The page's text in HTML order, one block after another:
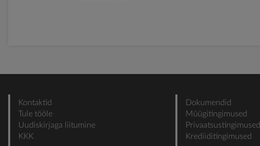
Kontaktid
Tule tööle
Uudiskirjaga liitumine
KKK
Dokumendid
Müügitingimused
Privaatsustingimused
Krediiditingimused